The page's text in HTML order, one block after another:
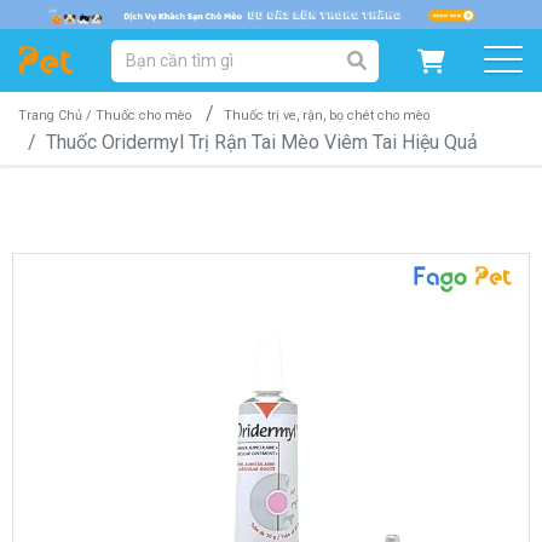
DANH MỤC SẢN PHẨM
SẢN PHẨM DÀNH CHO MÈO SẢN PHẨM DÀNH CHO CHÓ
Trang Chủ / Thuốc cho mèo Thuốc trị ve, rận, bọ chét cho mèo
Thuốc Oridermyl Trị Rận Tai Mèo Viêm Tai Hiệu Quả